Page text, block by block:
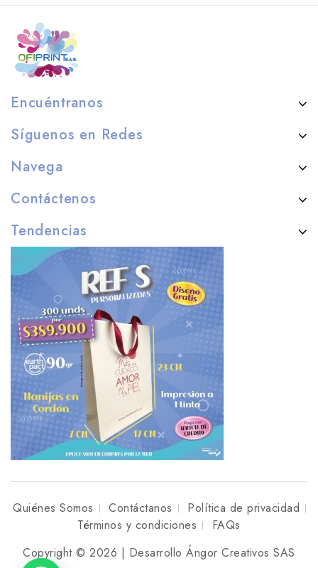
Encuéntranos
Síguenos en Redes
Navega
Contáctenos
Tendencias
Quiénes Somos Contáctanos
Política de privacidad
Términos y condiciones
FAQs
Copyright © 2026 | Desarrollo Ángor Creativos SAS